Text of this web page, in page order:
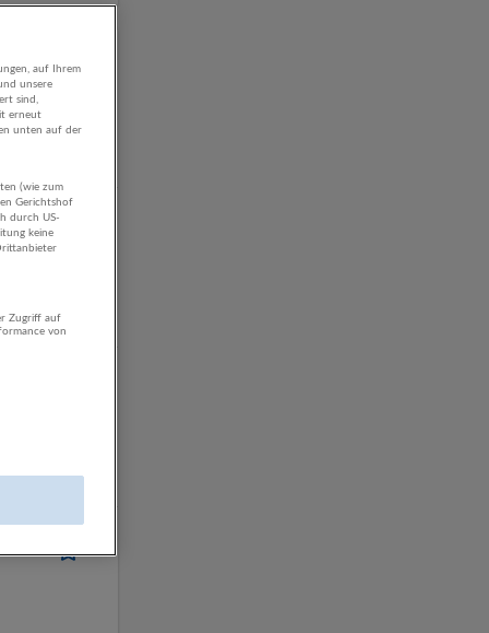
auf Ihrem
unsere
sind,
erneut
unten auf der
(wie zum
Gerichtshof
durch US-
keine
Zugriff auf
von